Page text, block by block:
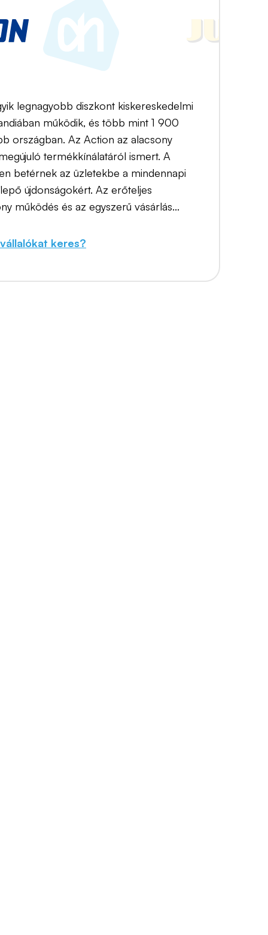
legnagyobb diszkont kiskereskedelmi
működik, és több mint 1 900
országban. Az Action az alacsony
termékkínálatáról ismert. A
betérnek az üzletekbe a mindennapi
újdonságokért. Az erőteljes
működés és az egyszerű vásárlás...
keres?